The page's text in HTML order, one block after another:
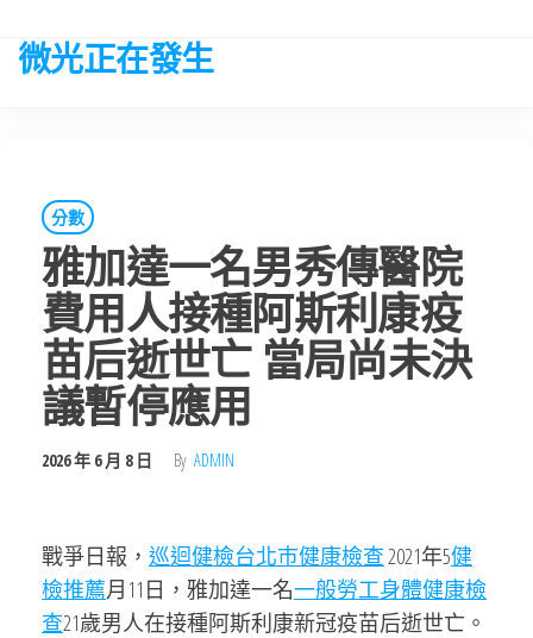
微光正在發生
分數
雅加達一名男秀傳醫院
費用人接種阿斯利康疫
苗后逝世亡 當局尚未決
議暫停應用
2026 年 6 月 8 日 By ADMIN
戰爭日報， 巡迴健檢台北巿健康檢查 2021年5健
檢推薦月11日，雅加達一名一般勞工身體健康檢
查21歲男人在接種阿斯利康新冠疫苗后逝世亡。